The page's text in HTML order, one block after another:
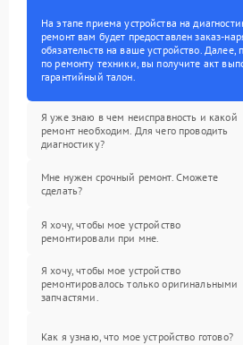
На этапе приема устройства на
ремонт вам будет предоставлен заказ-
обязательств на ваше устройство. Далее,
по ремонту техники, вы получите акт
гарантийный талон.
Я уже знаю в чем неисправность и какой
ремонт необходим. Для чего проводить
диагностику?
Мне нужен срочный ремонт. Сможете
сделать?
Я хочу, чтобы мое устройство
ремонтировали при мне.
Я хочу, чтобы мое устройство
ремонтировалось только оригинальными
запчастями.
Как я узнаю, что мое устройство готово?